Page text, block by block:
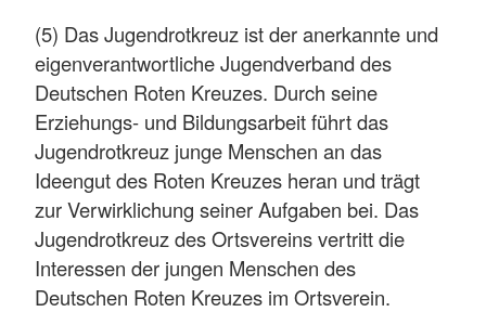
(5) Das Jugendrotkreuz ist der anerkannte und
eigenverantwortliche Jugendverband des
Deutschen Roten Kreuzes. Durch seine
Erziehungs- und Bildungsarbeit führt das
Jugendrotkreuz junge Menschen an das
Ideengut des Roten Kreuzes heran und trägt
zur Verwirklichung seiner Aufgaben bei. Das
Jugendrotkreuz des Ortsvereins vertritt die
Interessen der jungen Menschen des
Deutschen Roten Kreuzes im Ortsverein.